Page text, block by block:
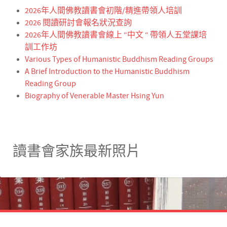
2026年人間佛教讀書會初階/精進帶領人培訓
2026 閱讀研討會報名狀況查詢
2026年人間佛教讀書會線上 “中文 “ 帶領人五堂課培
訓工作坊
Various Types of Humanistic Buddhism Reading Groups
A Brief Introduction to the Humanistic Buddhism
Reading Group
Biography of Venerable Master Hsing Yun
讀書會家族最新照片